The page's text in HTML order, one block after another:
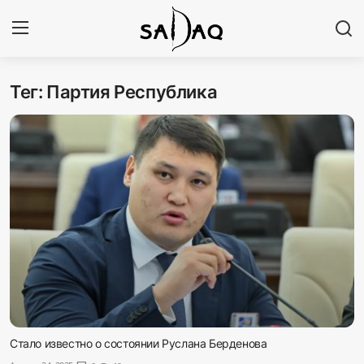
Авторизоваться Регистр
Главная
Наши контакты
Новости
Политика
Галерея
Экономика
Тег: Партия Республика
Стало известно о состоянии Руслана Берденова